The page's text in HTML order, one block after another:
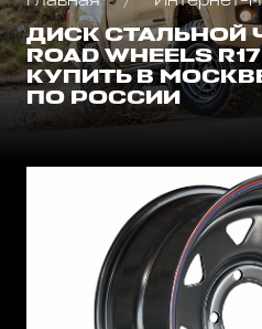
ДИСК СТАЛЬНОЙ
ROAD WHEELS
КУПИТЬ В
ПО РОССИИ